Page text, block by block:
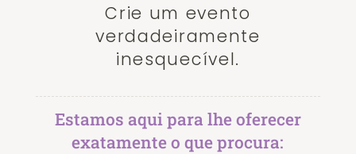
Crie um evento
verdadeiramente
inesquecível.
Estamos aqui para lhe oferecer
exatamente o que procura: